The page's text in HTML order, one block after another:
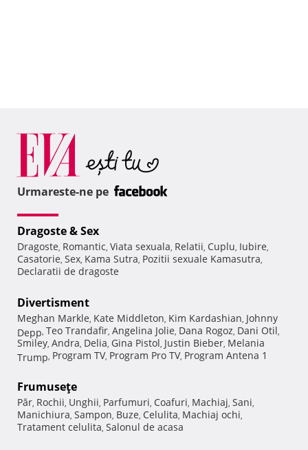
Urmareste-ne pe
Dragoste & Sex
Dragoste, Romantic, Viata sexuala, Relatii, Cuplu, Iubire,
Casatorie, Sex, Kama Sutra, Pozitii sexuale Kamasutra,
Declaratii de dragoste
Divertisment
Meghan Markle, Kate Middleton, Kim Kardashian, Johnny
Depp, Teo Trandafir, Angelina Jolie, Dana Rogoz, Dani Otil,
Smiley, Andra, Delia, Gina Pistol, Justin Bieber, Melania
Trump, Program TV, Program Pro TV, Program Antena 1
Frumuseţe
Păr, Rochii, Unghii, Parfumuri, Coafuri, Machiaj, Sani,
Manichiura, Sampon, Buze, Celulita, Machiaj ochi,
Tratament celulita, Salonul de acasa